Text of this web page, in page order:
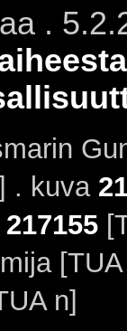
.
. kuva
217155
n]